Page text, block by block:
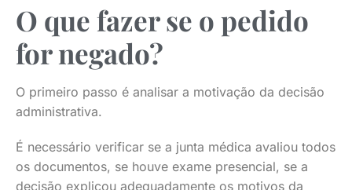
O que fazer se o pedido
for negado?
O primeiro passo é analisar a motivação da decisão
administrativa.
É necessário verificar se a junta médica avaliou todos
os documentos, se houve exame presencial, se a
decisão explicou adequadamente os motivos da